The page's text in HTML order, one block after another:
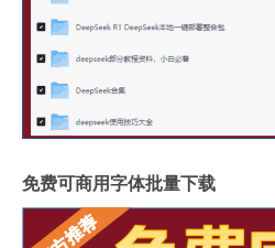
免费可商用字体批量下载